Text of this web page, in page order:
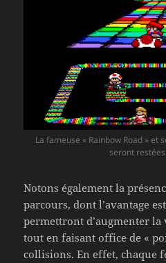
La fameuse « Rainbow Road »
seront
Notons également la
parcours, dont l’avantage
permettront d’augmenter
tout en faisant office de «
collisions. En effet, chaque